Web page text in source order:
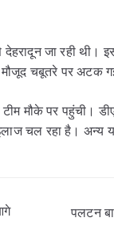
जा रही थी।
चबूतरे पर अटक
मौके पर पहुंची।
चल रहा है। अन्य
पलटन